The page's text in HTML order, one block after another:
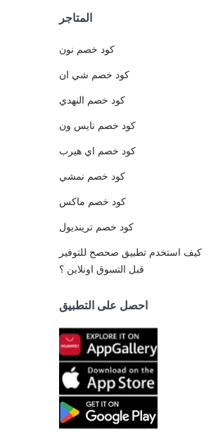
المتاجر
كود خصم نون
كود خصم شي ان
كود خصم النهدي
كود خصم نايس ون
كود خصم اي هيرب
كود خصم نمشي
كود خصم ماكس
كود خصم ترينديول
كيف استخدم تطبيق صحصح للتوفير
قبل التسوق اونلاين ؟
احصل على التطبيق